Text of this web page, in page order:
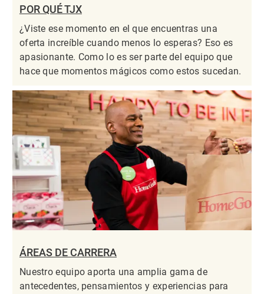
POR QUÉ TJX
¿Viste ese momento en el que encuentras una
oferta increíble cuando menos lo esperas? Eso es
apasionante. Como lo es ser parte del equipo que
hace que momentos mágicos como estos sucedan.
ÁREAS DE CARRERA
Nuestro equipo aporta una amplia gama de
antecedentes, pensamientos y experiencias para